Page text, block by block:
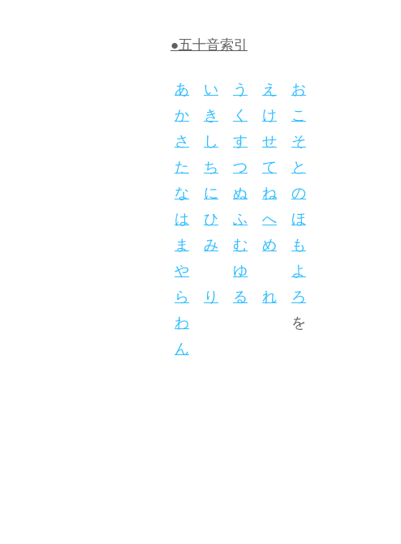
●五十音索引
あ い う え お
か き く け こ
さ し す せ そ
た ち つ て と
な に ぬ ね の
は ひ ふ へ ほ
ま み む め も
や
ゆ
よ
ら り る れ ろ
わ を
ん